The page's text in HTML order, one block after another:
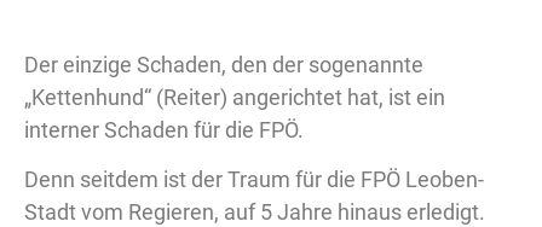
Der einzige Schaden, den der sogenannte
„Kettenhund“ (Reiter) angerichtet hat, ist ein
interner Schaden für die FPÖ.
Denn seitdem ist der Traum für die FPÖ Leoben-
Stadt vom Regieren, auf 5 Jahre hinaus erledigt.